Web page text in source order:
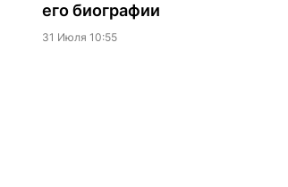
его биографии
31 Июля 10:55